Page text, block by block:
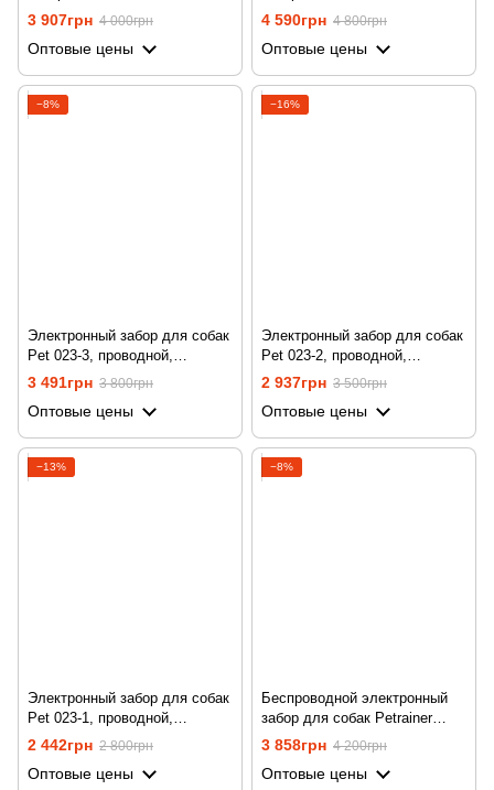
для собак, на 2 ошейника
3 907грн 4 000грн
Оптовые цены
для собак, на 3 ошейника
4 590грн 4 800грн
Оптовые цены
−8%
Электронный забор для собак
Pet 023-3, проводной,
невидимый, с 3 ошейниками
3 491грн 3 800грн
Оптовые цены
−16%
Электронный забор для собак
Pet 023-2, проводной,
невидимый, с 2 ошейниками
2 937грн 3 500грн
Оптовые цены
−13%
Электронный забор для собак
Pet 023-1, проводной,
невидимый, с 1 ошейником
2 442грн 2 800грн
Оптовые цены
−8%
Беспроводной электронный
забор для собак Petrainer
WDF-916, с голосовым
управлением
3 858грн 4 200грн
Оптовые цены